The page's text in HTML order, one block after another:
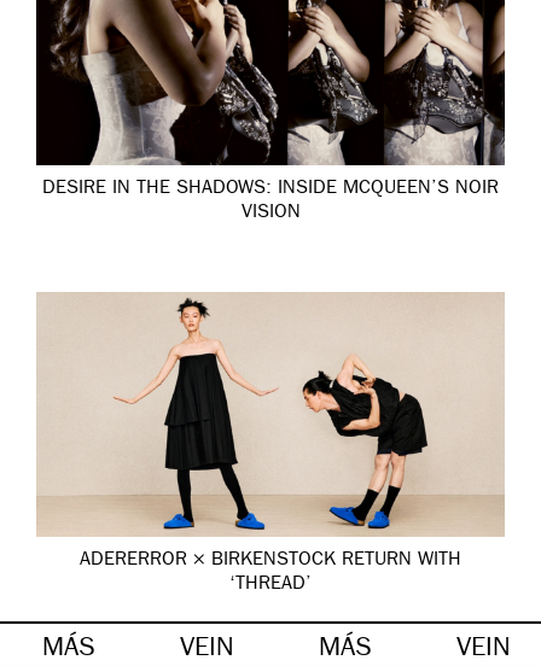
DESIRE IN THE SHADOWS: INSIDE MCQUEEN’S NOIR
VISION
ADERERROR × BIRKENSTOCK RETURN WITH
‘THREAD’
MÁS VEIN MÁS VEIN